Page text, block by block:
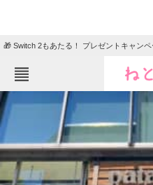
🎁 Switch 2もあたる！ プレゼントキャンペ
ねとらぼメニュー
エンタメ
グルメ